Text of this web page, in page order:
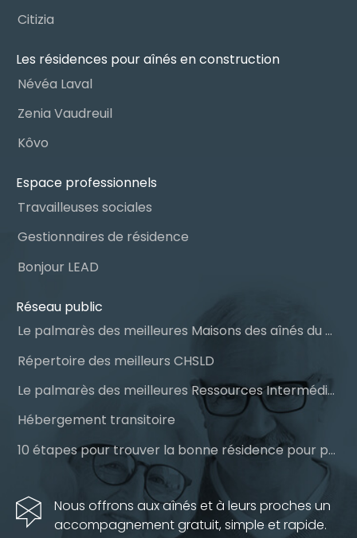
Citizia
Les résidences pour aînés en construction
Névéa Laval
Zenia Vaudreuil
Kôvo
Espace professionnels
Travailleuses sociales
Gestionnaires de résidence
Bonjour LEAD
Réseau public
Le palmarès des meilleures Maisons des aînés du Québec
Répertoire des meilleurs CHSLD
Le palmarès des meilleures Ressources Intermédiaires (RI)
Hébergement transitoire
10 étapes pour trouver la bonne résidence pour personnes âgées
Nous offrons aux aînés et à leurs proches un
accompagnement gratuit, simple et rapide.